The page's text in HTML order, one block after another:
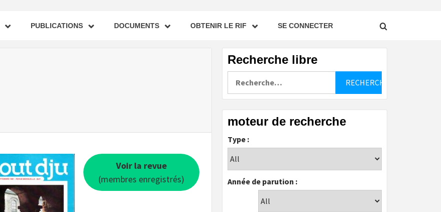
PUBLICATIONS DOCUMENTS OBTENIR LE RIF SE CONNECTER
Voir la revue
(membres enregistrés)
Recherche libre
moteur de recherche
Type :
Année de parution :